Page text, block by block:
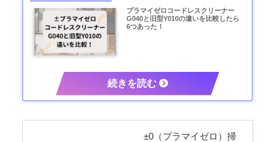
プラマイゼロコードレスクリーナー
G040と旧型Y010の違いを比較したら
6つあった！
±0（プラマイゼロ）掃